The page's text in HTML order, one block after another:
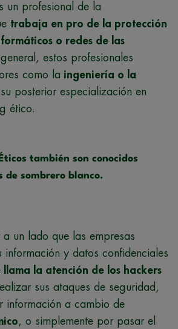
un profesional de la
trabaja en pro de la protección
o redes de las
general, estos profesionales
como la ingeniería o la
su posterior especialización en
ético.
también son conocidos
de sombrero blanco.
un lado que las empresas
información y datos confidenciales
llama la atención de los hackers
sus ataques de seguridad,
información a cambio de
, o simplemente por pasar el